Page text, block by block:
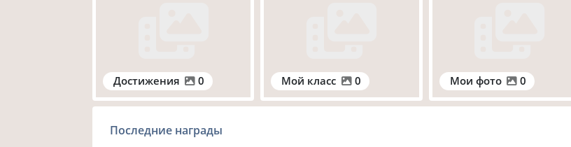
Достижения 0 Мой класс 0 Мои фото 0
Последние награды